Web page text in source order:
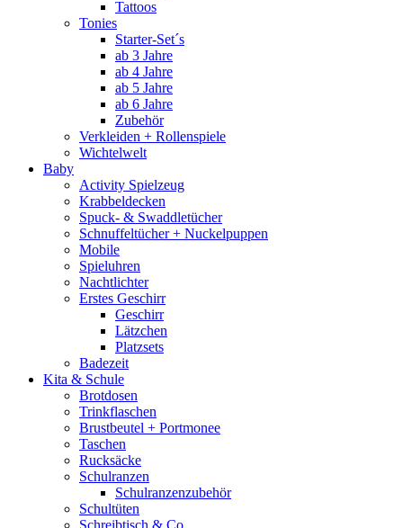
Tattoos
Tonies
Starter-Set´s
ab 3 Jahre
ab 4 Jahre
ab 5 Jahre
ab 6 Jahre
Zubehör
Verkleiden + Rollenspiele
Wichtelwelt
Baby
Activity Spielzeug
Krabbeldecken
Spuck- & Swaddletücher
Schnuffeltücher + Nuckelpuppen
Mobile
Spieluhren
Nachtlichter
Erstes Geschirr
Geschirr
Lätzchen
Platzsets
Badezeit
Kita & Schule
Brotdosen
Trinkflaschen
Brustbeutel + Portmonee
Taschen
Rucksäcke
Schulranzen
Schulranzenzubehör
Schultüten
Schreibtisch & Co.